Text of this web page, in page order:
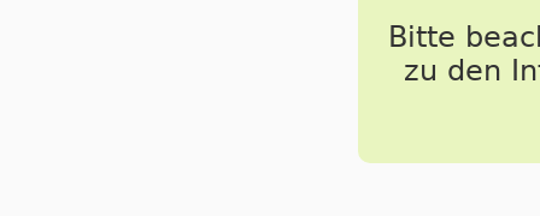
Bitte
zu den